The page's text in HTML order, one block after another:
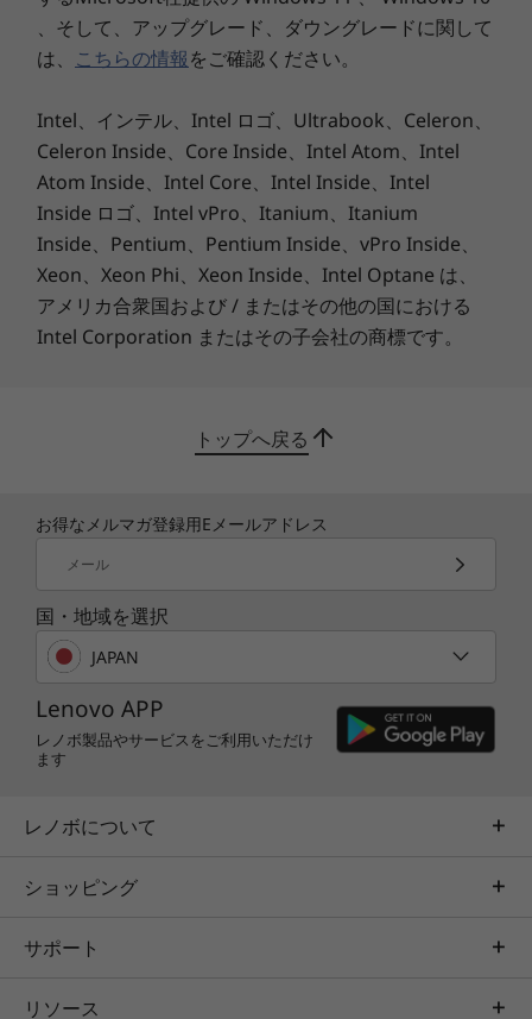
信頼性の高いセキュリティ機能
重要なデータセキュリティのためにさまざまなセ
ィ・チップ(TPM)によりデータを暗号化、
Windows 10のセキュリティ機能と連携して動作
します。またプライバシー保護やセキュリティ対
策に有効な開閉式カメラカバーThinkShutterを搭
載。そして指紋センサーは指でタッチするだけで
素早く安全にログインできます。
ワンタッチで通話
オンライン会議の等にも便利な通話の受話・終話
がワンタッチで実施可能なファンクションキーを
配置。ビジネスの効率化に貢献します。
快適な通信機能
が接続されているネットワーク上でも、高速で信
NVIDIA GeForce ®MX450
ディスプレイ
14.0インチ FHD IPS液晶(1920 × 1080) マルチタッチ対応
14.0インチ FHD IPS液晶(1920 × 1080) 省電力
14.0インチ FHD IPS液晶(1920 × 1080)
14.0インチ HD TN液晶(1366 × 768)
インターフェース
USB Type-C 3.2 Gen 2 x1(Thunderbolt 4対応)
USB Type-C 3.2 Gen 1 x1
マイクロフォン/ヘッドフォン・コンボ・ジャック
イーサネットコネクター(RJ-45)*1
ワイヤレスWAN*1
対応(LTE 4G CAT12)
ワイヤレスLAN*1
インテル®Wi-Fi 6 AX200 a/b/g/n/ac/ax
Bluetooth
搭載可能
10BASE-T/100BASE-TX/1000BASE-T*3
オーディオ機能
12-セキュリティ・キーホール
、そして、アップグレード、ダウングレードに関して
は、 こちらの情報をご確認ください。
Intel、インテル、Intel ロゴ、Ultrabook、Celeron、
Celeron Inside、Core Inside、Intel Atom、Intel
Atom Inside、Intel Core、Intel Inside、Intel
Inside ロゴ、Intel vPro、Itanium、Itanium
Inside、Pentium、Pentium Inside、vPro Inside、
Xeon、Xeon Phi、Xeon Inside、Intel Optane は、
アメリカ合衆国および / またはその他の国における
Intel Corporation またはその子会社の商標です。
トップへ戻る
お得なメルマガ登録用Eメールアドレス
メール
国・地域を選択
JAPAN
Lenovo APP
レノボ製品やサービスをご利用いただけ
ます
レノボについて
ショッピング
サポート
リソース